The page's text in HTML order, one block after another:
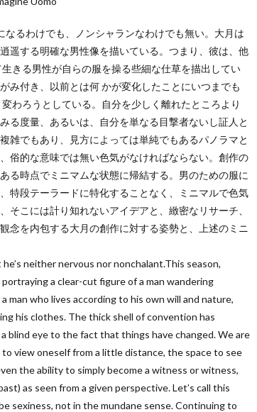
るわけでも、ノンシャランなわけでも無い。大月は
遥する明確な男性像を描いている。つまり、彼は、他
きる男性が自らの服を操る些細な仕草を描出してい
み付き、以前とは何 かが変化したことにいつまでも
わろうとしている。自分を少しく離れたところより
る度量、あるいは、自分を単なる目撃者ないし証人と
雑でもあり、見方によっては単純でもあるパノラマと
俗的な意味では無い色気がなければならない。創作の
る時点でミニマムな状態に帰結する。男のための服に
特段テーラードに特化することなく、ミニマルで色気
こには計り知れないアイデアと、緻密なリサーチ、
念を内包する大月の創作に対する姿勢と、上述のミニ
neither nervous nor nonchalant.This season,
a clear-cut figure of a man wandering
who lives according to his own will and nature,
his clothes. The thick shell of convention has
blind eye to the fact that things have changed. We are
view oneself from a little distance, the space to see
the ability to simply become a witness or witness,
as seen from a given perspective. Let’s call this
sexiness, not in the mundane sense. Continuing to